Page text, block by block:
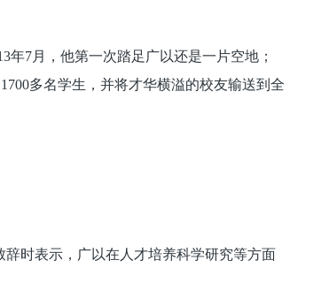
7月，他第一次踏足广以还是一片空地；
多名学生，并将才华横溢的校友输送到全
时表示，广以在人才培养科学研究等方面